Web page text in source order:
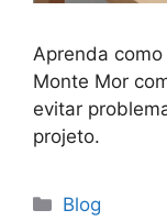
Aprenda
Monte Mor
evitar
projeto.
Blog